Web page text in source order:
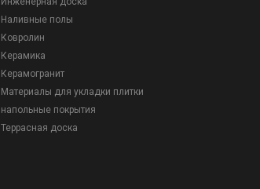
Наливные полы
Ковролин
Керамика
Керамогранит
Материалы для укладки плитки
напольные покрытия
Террасная доска